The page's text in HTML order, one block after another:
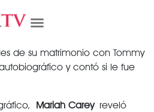
de su matrimonio con Tommy
y contó si le fue
Mariah Careyreveló